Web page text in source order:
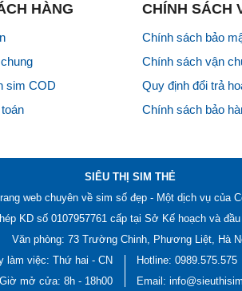
HÀNG
sim COD
CHÍNH SÁCH
Chính sách bảo
Chính sách vận
Quy định đổi trả
Chính sách bảo
SIÊU THỊ SIM THẺ
web chuyên về sim số đẹp- Một dịch vụ của
KD số 0107957761 cấp tại Sở Kế hoạch và
Văn phòng: 73 Trường Chinh, Phương Liệt, Hà
làm việc: Thứ hai - CN
Giờ mở cửa: 8h - 18h00
Hotline: 0989.575.575
Email: